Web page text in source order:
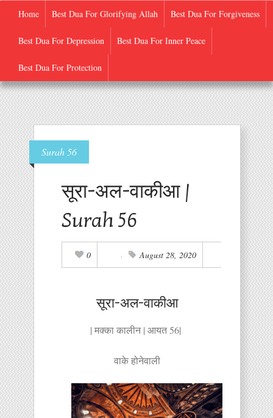
Home Best Dua For Glorifying Allah Best Dua For Forgiveness
Best Dua For Depression Best Dua For Inner Peace
Best Dua For ProtectionQuran-E-Pak
सूरा-अल-वाकीआ |
Surah 56
Surah 56
0 August 28, 2020
सूरा-अल-वाकीआ
| मक्का कालीन | आयत 56|
वाके होनेवाली